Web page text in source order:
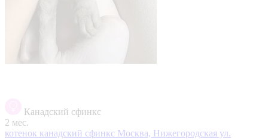
Канадский сфинкс
2 мес.
котенок канадский сфинкс Москва, Нижегородская ул.